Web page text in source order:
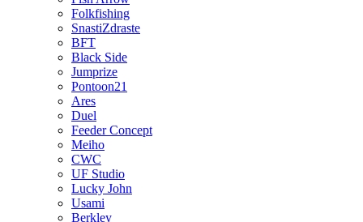
Folkfishing
SnastiZdraste
BFT
Black Side
Jumprize
Pontoon21
Ares
Duel
Feeder Concept
Meiho
CWC
UF Studio
Lucky John
Usami
Berkley